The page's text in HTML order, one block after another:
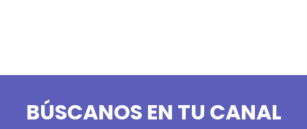
BÚSCANOS EN TU CANAL